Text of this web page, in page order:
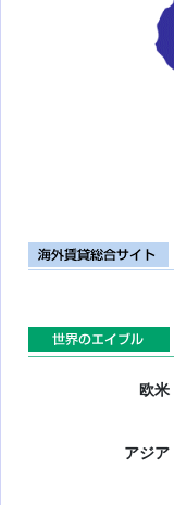
海外賃貸総合
欧米
アジア